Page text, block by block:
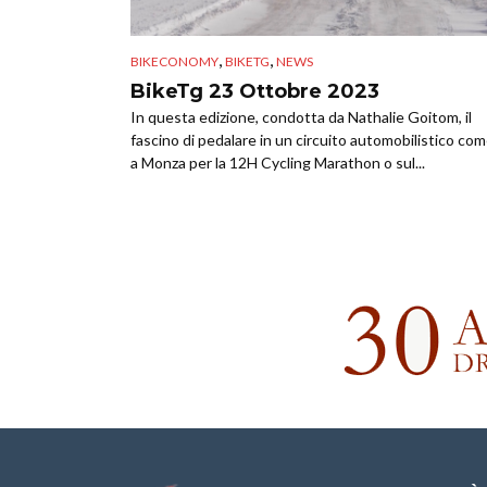
BIKECONOMY BIKETG NEWS
BikeTg 23 Ottobre 2023
In questa edizione, condotta da Nathalie Goitom, il
fascino di pedalare in un circuito automobilistico
a Monza per la 12H Cycling Marathon o sul...